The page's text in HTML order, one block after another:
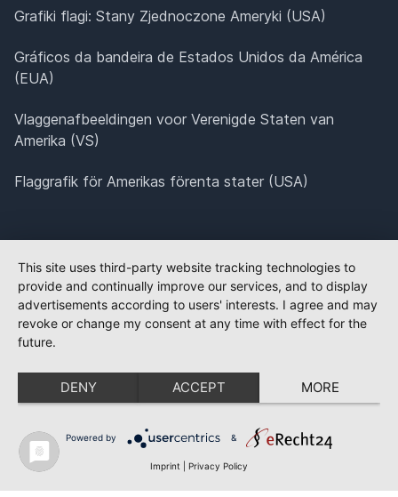
Grafiki flagi: Stany Zjednoczone Ameryki (USA)
Gráficos da bandeira de Estados Unidos da América
(EUA)
Vlaggenafbeeldingen voor Verenigde Staten van
Amerika (VS)
Flaggrafik för Amerikas förenta stater (USA)
This site uses third-party website tracking technologies to
provide and continually improve our services, and to display
advertisements according to users' interests. I agree and may
revoke or change my consent at any time with effect for the
future.
DENY ACCEPT MORE
Powered by &
Imprint Privacy Policy